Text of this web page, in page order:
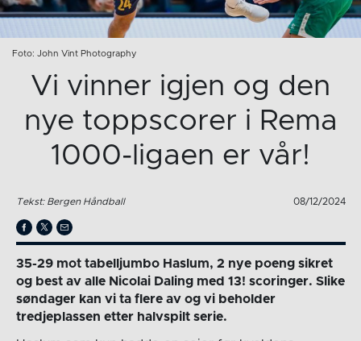
Foto: John Vint Photography
Vi vinner igjen og den
nye toppscorer i Rema
1000-ligaen er vår!
Tekst: Bergen Håndball 08/12/2024
35-29 mot tabelljumbo Haslum, 2 nye poeng sikret
og best av alle Nicolai Daling med 13! scoringer. Slike
søndager kan vi ta flere av og vi beholder
tredjeplassen etter halvspilt serie.